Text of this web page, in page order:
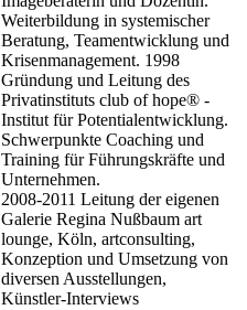
Weiterbildung in systemischer
Beratung, Teamentwicklung und
Krisenmanagement. 1998
Gründung und Leitung des
Privatinstituts club of hope® -
Institut für Potentialentwicklung.
Schwerpunkte Coaching und
Training für Führungskräfte und
Unternehmen.
2008-2011 Leitung der eigenen
Galerie Regina Nußbaum art
lounge, Köln, artconsulting,
Konzeption und Umsetzung von
diversen Ausstellungen,
Künstler-Interviews